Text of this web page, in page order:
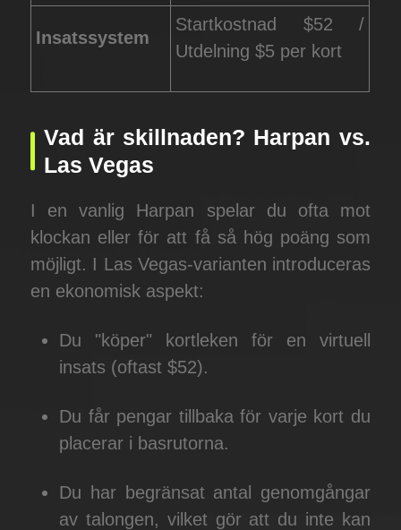
Insatssystem
Startkostnad $52 /
Utdelning $5 per kort
Vad är skillnaden? Harpan vs.
Las Vegas
I en vanlig Harpan spelar du ofta mot
klockan eller för att få så hög poäng som
möjligt. I Las Vegas-varianten introduceras
en ekonomisk aspekt:
Du "köper" kortleken för en virtuell
insats (oftast $52).
Du får pengar tillbaka för varje kort du
placerar i basrutorna.
Du har begränsat antal genomgångar
av talongen, vilket gör att du inte kan